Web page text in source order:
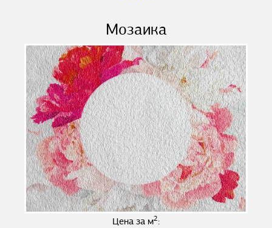
Мозаика
Цена за м2: